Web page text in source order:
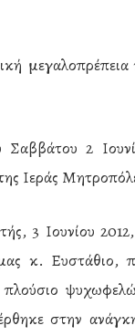
2
Ιεράς
3 Ιουνίου
κ. Ευστάθιο,
πλούσιο
στην